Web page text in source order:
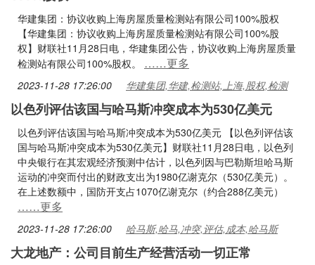
华建集团：协议收购上海房屋质量检测站有限公司100%股权
【华建集团：协议收购上海房屋质量检测站有限公司100%股
权】财联社11月28日电，华建集团公告，协议收购上海房屋质量
检测站有限公司100%股权。 ……更多
2023-11-28 17:26:00 华建集团,华建,检测站,上海,股权,检测
以色列评估该国与哈马斯冲突成本为530亿美元
以色列评估该国与哈马斯冲突成本为530亿美元 【以色列评估该
国与哈马斯冲突成本为530亿美元】财联社11月28日电，以色列
中央银行在其宏观经济预测中估计，以色列因与巴勒斯坦哈马斯
运动的冲突而付出的财政支出为1980亿谢克尔（530亿美元）。
在上述数额中，国防开支占1070亿谢克尔（约合288亿美元）
……更多
2023-11-28 17:26:00 哈马斯,哈马,冲突,评估,成本,哈马斯
大龙地产：公司目前生产经营活动一切正常